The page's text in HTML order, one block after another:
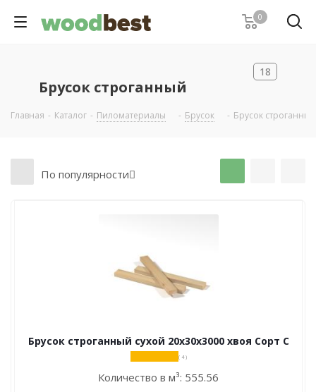
0
Брусок строганный
18
Главная - Каталог - Пиломатериалы - Брусок - Брусок строганный
По популярности
Брусок строганный сухой 20х30х3000 хвоя Сорт С
( 4 )
Количество в м³: 555.56